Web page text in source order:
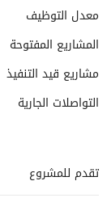
معدل التوظيف
المشاريع المفتوحة
مشاريع قيد التنفيذ
التواصلات الجارية
تقدم للمشروع